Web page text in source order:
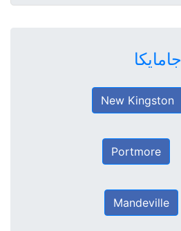
جامايكا
New Kingston
Portmore
Mandeville